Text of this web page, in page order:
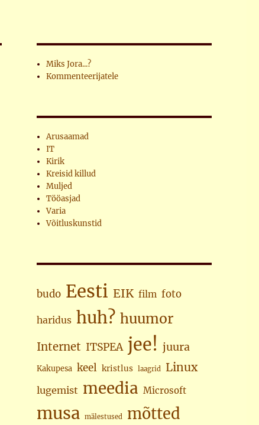
Miks Jora...?
Kommenteerijatele
Arusaamad
IT
Kirik
Kreisid killud
Muljed
Tööasjad
Varia
Võitluskunstid
budo Eesti EIK film foto
haridus huh? huumor
Internet ITSPEA jee! juura
Kakupesa keel kristlus laagrid Linux
lugemist meedia Microsoft
musa mälestused mõtted